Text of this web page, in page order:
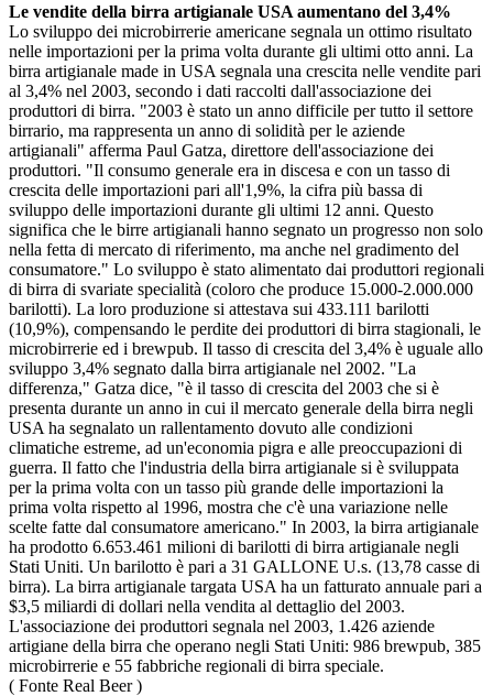
Le vendite della birra artigianale USA aumentano del 3,4%
Lo sviluppo dei microbirrerie americane segnala un ottimo risultato
nelle importazioni per la prima volta durante gli ultimi otto anni. La
birra artigianale made in USA segnala una crescita nelle vendite pari
al 3,4% nel 2003, secondo i dati raccolti dall'associazione dei
produttori di birra. "2003 è stato un anno difficile per tutto il settore
birrario, ma rappresenta un anno di solidità per le aziende
artigianali" afferma Paul Gatza, direttore dell'associazione dei
produttori. "Il consumo generale era in discesa e con un tasso di
crescita delle importazioni pari all'1,9%, la cifra più bassa di
sviluppo delle importazioni durante gli ultimi 12 anni. Questo
significa che le birre artigianali hanno segnato un progresso non solo
nella fetta di mercato di riferimento, ma anche nel gradimento del
consumatore." Lo sviluppo è stato alimentato dai produttori regionali
di birra di svariate specialità (coloro che produce 15.000-2.000.000
barilotti). La loro produzione si attestava sui 433.111 barilotti
(10,9%), compensando le perdite dei produttori di birra stagionali, le
microbirrerie ed i brewpub. Il tasso di crescita del 3,4% è uguale allo
sviluppo 3,4% segnato dalla birra artigianale nel 2002. "La
differenza," Gatza dice, "è il tasso di crescita del 2003 che si è
presenta durante un anno in cui il mercato generale della birra negli
USA ha segnalato un rallentamento dovuto alle condizioni
climatiche estreme, ad un'economia pigra e alle preoccupazioni di
guerra. Il fatto che l'industria della birra artigianale si è sviluppata
per la prima volta con un tasso più grande delle importazioni la
prima volta rispetto al 1996, mostra che c'è una variazione nelle
scelte fatte dal consumatore americano." In 2003, la birra artigianale
ha prodotto 6.653.461 milioni di barilotti di birra artigianale negli
Stati Uniti. Un barilotto è pari a 31 GALLONE U.s. (13,78 casse di
birra). La birra artigianale targata USA ha un fatturato annuale pari a
$3,5 miliardi di dollari nella vendita al dettaglio del 2003.
L'associazione dei produttori segnala nel 2003, 1.426 aziende
artigiane della birra che operano negli Stati Uniti: 986 brewpub, 385
microbirrerie e 55 fabbriche regionali di birra speciale.
( Fonte Real Beer )